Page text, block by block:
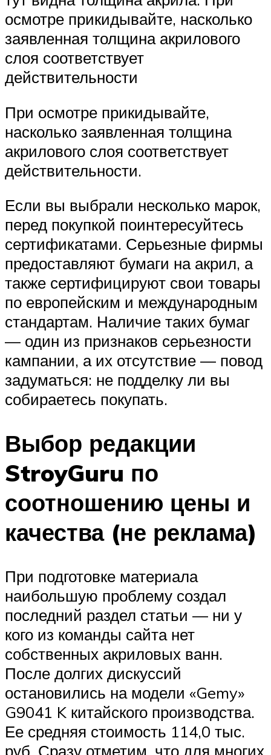
осмотре прикидывайте, насколько
заявленная толщина акрилового
слоя соответствует
действительности
При осмотре прикидывайте,
насколько заявленная толщина
акрилового слоя соответствует
действительности.
Если вы выбрали несколько марок,
перед покупкой поинтересуйтесь
сертификатами. Серьезные фирмы
предоставляют бумаги на акрил, а
также сертифицируют свои товары
по европейским и международным
стандартам. Наличие таких бумаг
— один из признаков серьезности
кампании, а их отсутствие — повод
задуматься: не подделку ли вы
собираетесь покупать.
Выбор редакции
StroyGuru по
соотношению цены и
качества (не реклама)
При подготовке материала
наибольшую проблему создал
последний раздел статьи — ни у
кого из команды сайта нет
собственных акриловых ванн.
После долгих дискуссий
остановились на модели «Gemy»
G9041 K китайского производства.
Ее средняя стоимость 114,0 тыс.
руб. Сразу отметим, что для многих